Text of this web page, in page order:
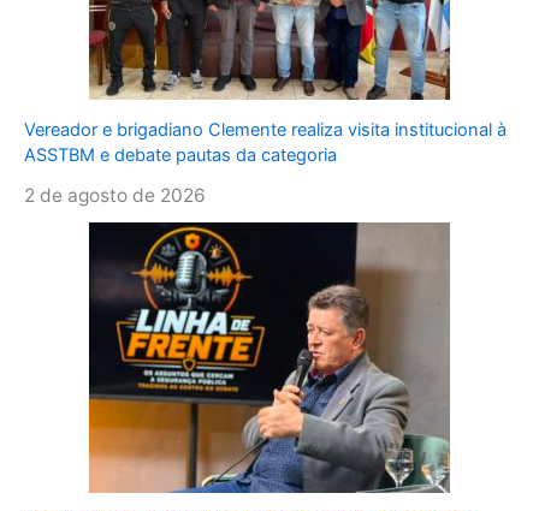
Vereador e brigadiano Clemente realiza visita institucional à
ASSTBM e debate pautas da categoria
2 de agosto de 2026